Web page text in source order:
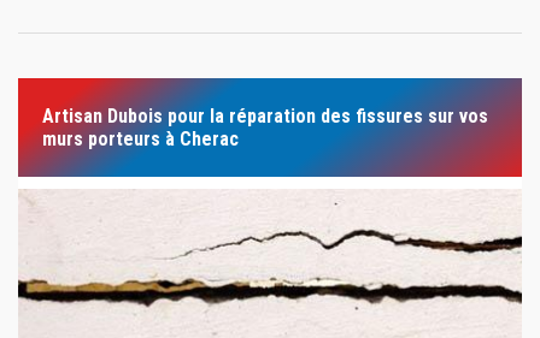
Artisan Dubois pour la réparation des fissures sur vos
murs porteurs à Cherac